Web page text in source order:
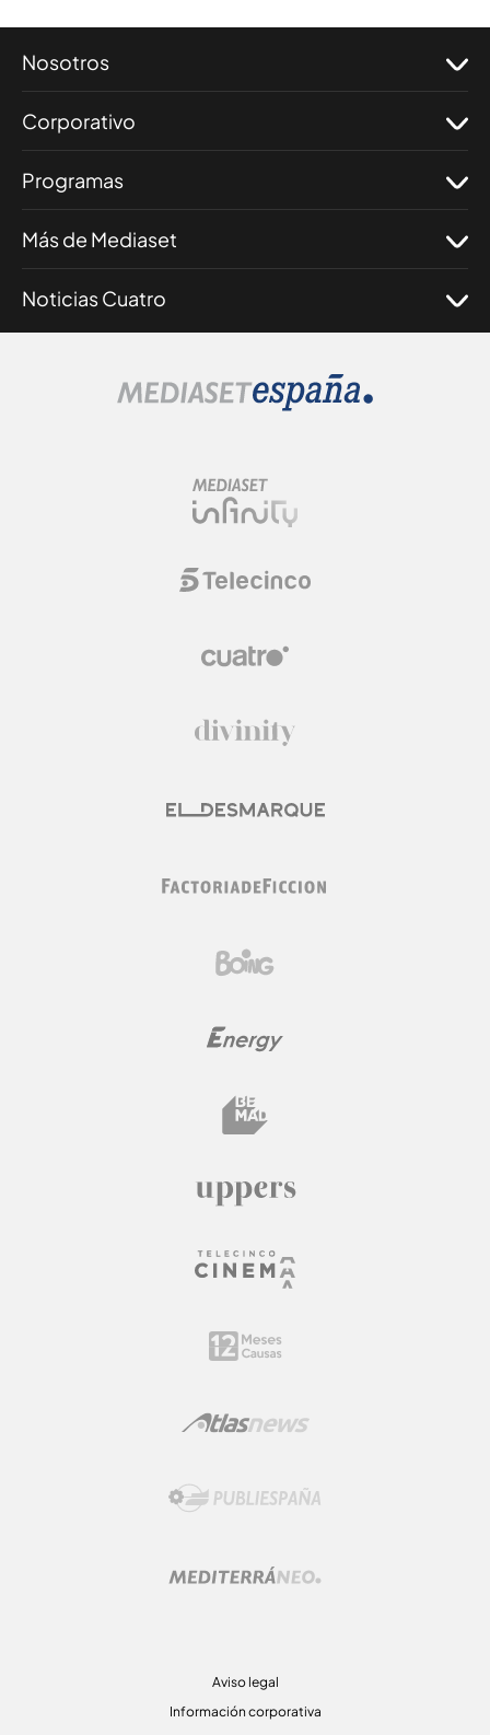
Nosotros
Corporativo
Programas
Más de Mediaset
Noticias Cuatro
Aviso legal
Información corporativa